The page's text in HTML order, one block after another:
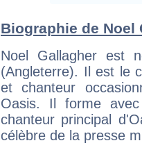
Biographie de Noel
Noel Gallagher est
(Angleterre). Il est le
et chanteur
Oasis. Il forme
chanteur principal
célèbre de la presse